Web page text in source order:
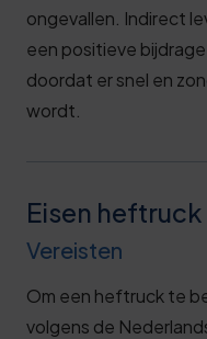
ongevallen. Indirect
een positieve
doordat er snel en
wordt.
Eisen
Vereisten
Om een heftruck te
volgens de